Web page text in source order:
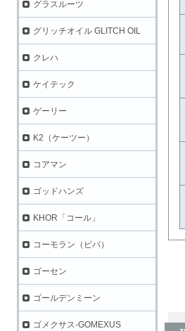
グラスルーツ
グリッチオイル GLITCH OIL
クレハ
ケイテック
ゲーリー
K2（ケーツー）
コアマン
ゴッドハンズ
KHOR「コール」
コーモラン（ビバ）
ゴーセン
ゴールデンミーン
ゴメクサス-GOMEXUS